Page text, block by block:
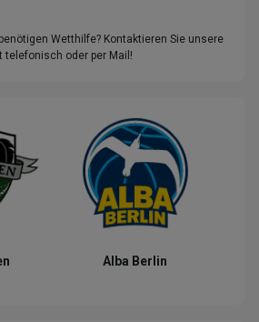
Wetthilfe? Kontaktieren Sie unsere
telefonisch oder per Mail!
Alba Berlin